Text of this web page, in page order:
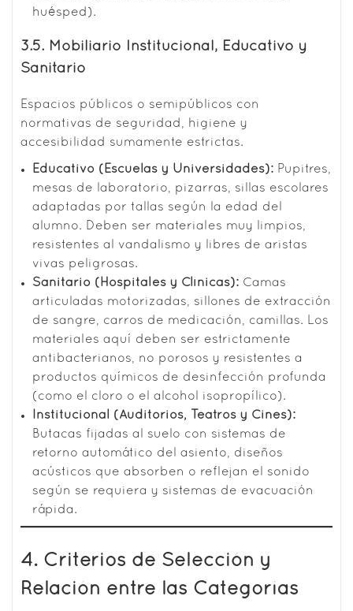
huésped).
3.5. Mobiliario Institucional, Educativo y
Sanitario
Espacios públicos o semipúblicos con
normativas de seguridad, higiene y
accesibilidad sumamente estrictas.
Educativo (Escuelas y Universidades): Pupitres,
mesas de laboratorio, pizarras, sillas escolares
adaptadas por tallas según la edad del
alumno. Deben ser materiales muy limpios,
resistentes al vandalismo y libres de aristas
vivas peligrosas.
Sanitario (Hospitales y Clínicas): Camas
articuladas motorizadas, sillones de extracción
de sangre, carros de medicación, camillas. Los
materiales aquí deben ser estrictamente
antibacterianos, no porosos y resistentes a
productos químicos de desinfección profunda
(como el cloro o el alcohol isopropílico).
Institucional (Auditorios, Teatros y Cines):
Butacas fijadas al suelo con sistemas de
retorno automático del asiento, diseños
acústicos que absorben o reflejan el sonido
según se requiera y sistemas de evacuación
rápida.
4. Criterios de Selección y
Relación entre las Categorías